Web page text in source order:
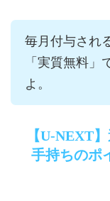
毎月付与され
「実質無料」
よ。
【U-NEXT
手持ちのポ